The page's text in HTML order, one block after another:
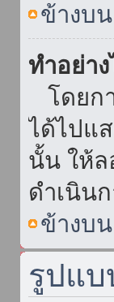
ข้างบน
ทำอย่า
โดยก
ได้ไปแ
นั้น ให้
ดำเนิน
ข้างบน
รูปแ